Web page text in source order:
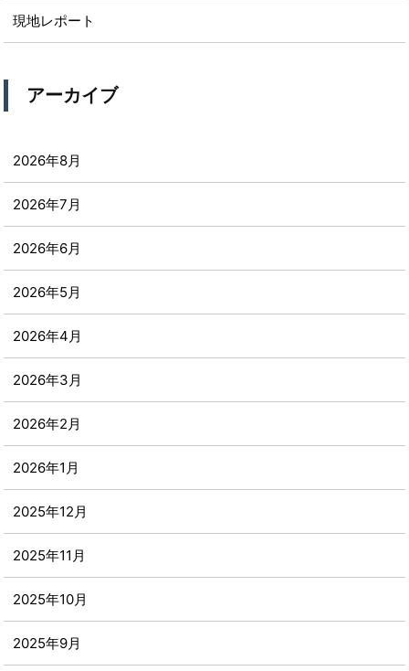
現地レポート
アーカイブ
2026年8月
2026年7月
2026年6月
2026年5月
2026年4月
2026年3月
2026年2月
2026年1月
2025年12月
2025年11月
2025年10月
2025年9月